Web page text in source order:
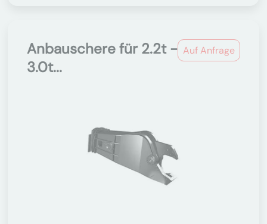
Auf Anfrage
Anbauschere für 2.2t -
3.0t...